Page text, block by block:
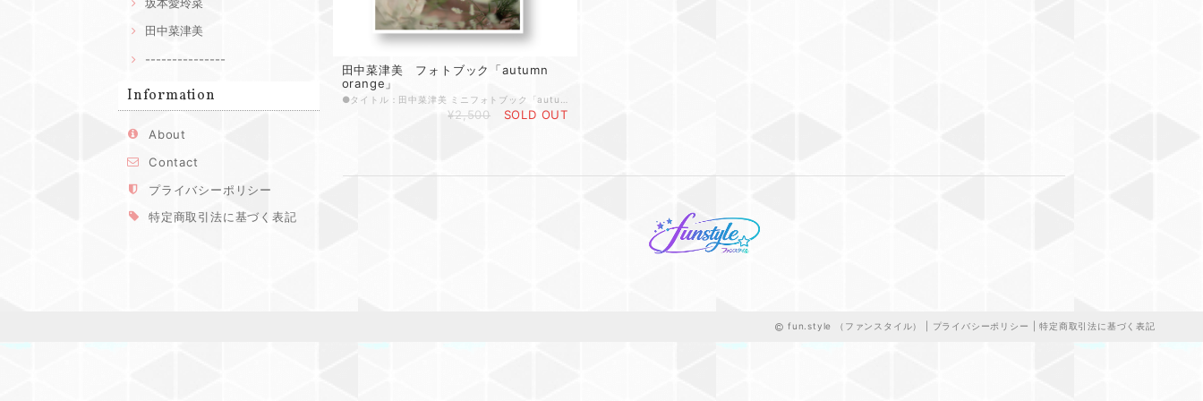
田中菜津美
---------------
Information
About
Contact
プライバシーポリシー
特定商取引法に基づく表記
田中菜津美 フォトブック「autumn
orange」
¥2,500 SOLD OUT
fun.style （ファンスタイル） | プライバシーポリシー |特定商取引法に基づく表記